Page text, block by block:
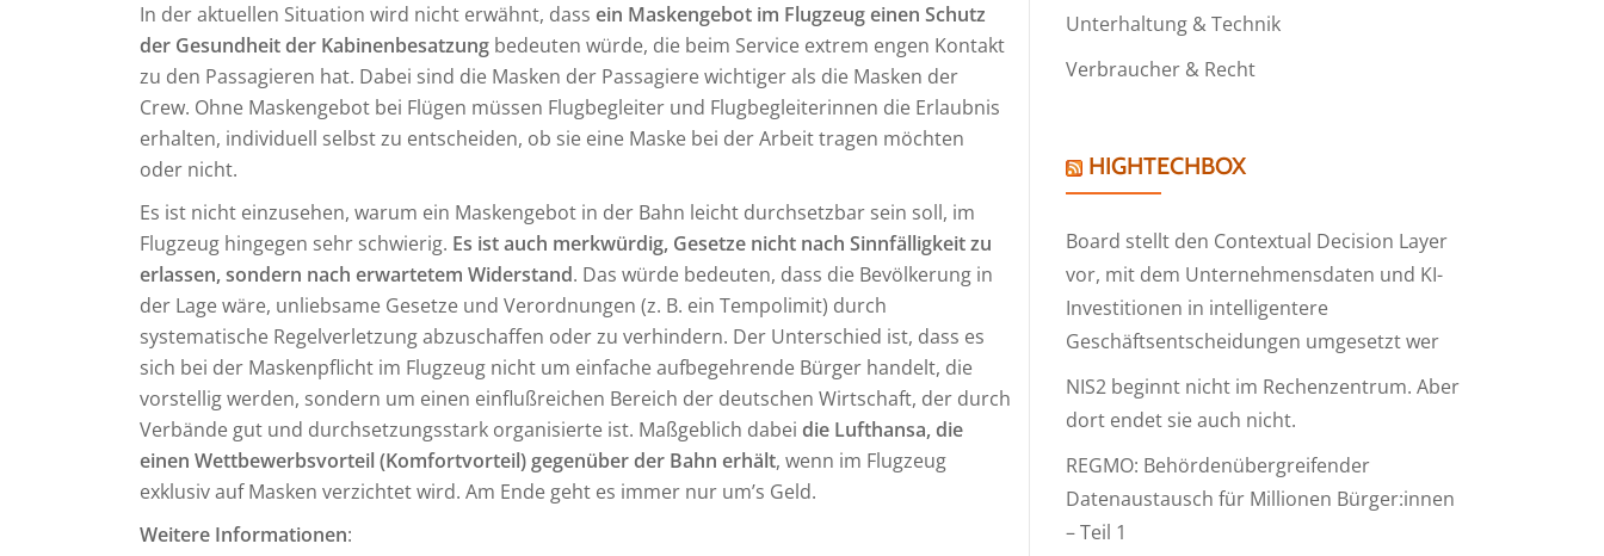
In der aktuellen Situation wird nicht erwähnt, dass ein Maskengebot im Flugzeug einen Schutz
der Gesundheit der Kabinenbesatzung bedeuten würde, die beim Service extrem engen Kontakt
zu den Passagieren hat. Dabei sind die Masken der Passagiere wichtiger als die Masken der
Crew. Ohne Maskengebot bei Flügen müssen Flugbegleiter und Flugbegleiterinnen die Erlaubnis
erhalten, individuell selbst zu entscheiden, ob sie eine Maske bei der Arbeit tragen möchten
oder nicht.
Es ist nicht einzusehen, warum ein Maskengebot in der Bahn leicht durchsetzbar sein soll, im
Flugzeug hingegen sehr schwierig. Es ist auch merkwürdig, Gesetze nicht nach Sinnfälligkeit zu
erlassen, sondern nach erwartetem Widerstand. Das würde bedeuten, dass die Bevölkerung in
der Lage wäre, unliebsame Gesetze und Verordnungen (z. B. ein Tempolimit) durch
systematische Regelverletzung abzuschaffen oder zu verhindern. Der Unterschied ist, dass es
sich bei der Maskenpflicht im Flugzeug nicht um einfache aufbegehrende Bürger handelt, die
vorstellig werden, sondern um einen einflußreichen Bereich der deutschen Wirtschaft, der durch
Verbände gut und durchsetzungsstark organisierte ist. Maßgeblich dabei die Lufthansa, die
einen Wettbewerbsvorteil (Komfortvorteil) gegenüber der Bahn erhält, wenn im Flugzeug
exklusiv auf Masken verzichtet wird. Am Ende geht es immer nur um’s Geld.
Weitere Informationen:
Unterhaltung & Technik
Verbraucher & Recht
HIGHTECHBOX
Board stellt den Contextual Decision Layer
vor, mit dem Unternehmensdaten und KI-
Investitionen in intelligentere
Geschäftsentscheidungen umgesetzt wer
NIS2 beginnt nicht im Rechenzentrum. Aber
dort endet sie auch nicht.
REGMO: Behördenübergreifender
Datenaustausch für Millionen Bürger:innen
– Teil 1